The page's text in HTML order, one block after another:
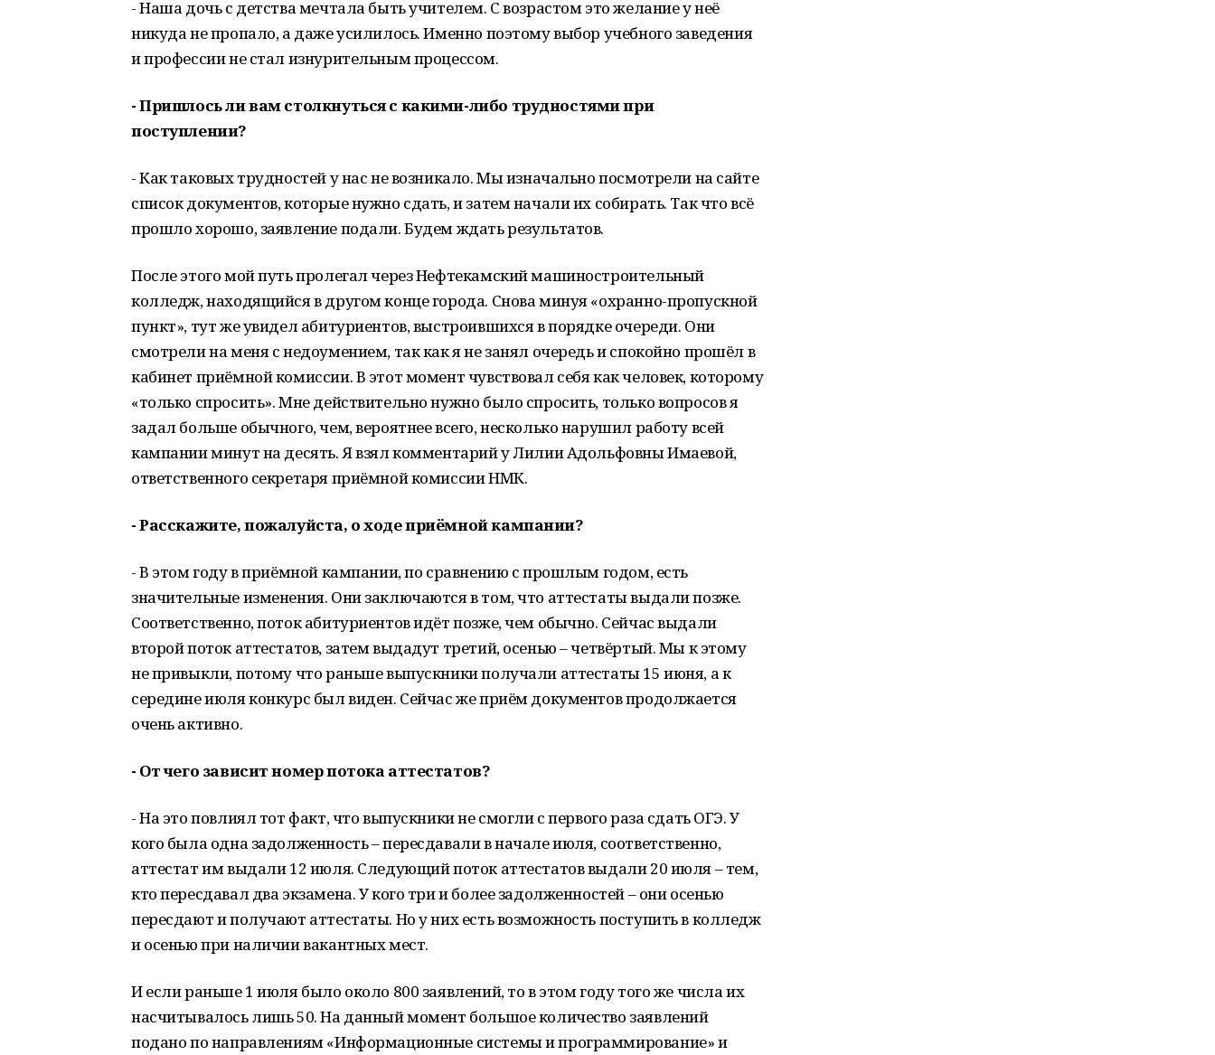
- Наша дочь с детства мечтала быть учителем. С возрастом это желание у неё
никуда не пропало, а даже усилилось. Именно поэтому выбор учебного заведения
и профессии не стал изнурительным процессом.
- Пришлось ли вам столкнуться с какими-либо трудностями при
поступлении?
- Как таковых трудностей у нас не возникало. Мы изначально посмотрели на сайте
список документов, которые нужно сдать, и затем начали их собирать. Так что всё
прошло хорошо, заявление подали. Будем ждать результатов.
После этого мой путь пролегал через Нефтекамский машиностроительный
колледж, находящийся в другом конце города. Снова минуя «охранно-пропускной
пункт», тут же увидел абитуриентов, выстроившихся в порядке очереди. Они
смотрели на меня с недоумением, так как я не занял очередь и спокойно прошёл в
кабинет приёмной комиссии. В этот момент чувствовал себя как человек, которому
«только спросить». Мне действительно нужно было спросить, только вопросов я
задал больше обычного, чем, вероятнее всего, несколько нарушил работу всей
кампании минут на десять. Я взял комментарий у Лилии Адольфовны Имаевой,
ответственного секретаря приёмной комиссии НМК.
- Расскажите, пожалуйста, о ходе приёмной кампании?
- В этом году в приёмной кампании, по сравнению с прошлым годом, есть
значительные изменения. Они заключаются в том, что аттестаты выдали позже.
Соответственно, поток абитуриентов идёт позже, чем обычно. Сейчас выдали
второй поток аттестатов, затем выдадут третий, осенью – четвёртый. Мы к этому
не привыкли, потому что раньше выпускники получали аттестаты 15 июня, а к
середине июля конкурс был виден. Сейчас же приём документов продолжается
очень активно.
- От чего зависит номер потока аттестатов?
- На это повлиял тот факт, что выпускники не смогли с первого раза сдать ОГЭ. У
кого была одна задолженность – пересдавали в начале июля, соответственно,
аттестат им выдали 12 июля. Следующий поток аттестатов выдали 20 июля – тем,
кто пересдавал два экзамена. У кого три и более задолженностей – они осенью
пересдают и получают аттестаты. Но у них есть возможность поступить в колледж
и осенью при наличии вакантных мест.
И если раньше 1 июля было около 800 заявлений, то в этом году того же числа их
насчитывалось лишь 50. На данный момент большое количество заявлений
подано по направлениям «Информационные системы и программирование» и